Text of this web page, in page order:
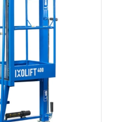
og manøvrere på trange
Setter en stopper for fall
bruksområder,
installasjonsarbeid, lager og